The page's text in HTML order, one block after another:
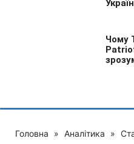
Головна » Аналітика »